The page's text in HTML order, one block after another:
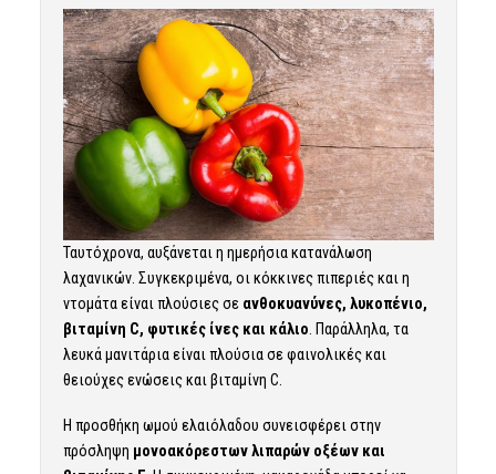
Ταυτόχρονα, αυξάνεται η ημερήσια κατανάλωση
λαχανικών. Συγκεκριμένα, οι κόκκινες πιπεριές και η
ντομάτα είναι πλούσιες σε ανθοκυανύνες, λυκοπένιο,
βιταμίνη C, φυτικές ίνες και κάλιο. Παράλληλα, τα
λευκά μανιτάρια είναι πλούσια σε φαινολικές και
θειούχες ενώσεις και βιταμίνη C.
Η προσθήκη ωμού ελαιόλαδου συνεισφέρει στην
πρόσληψη μονοακόρεστων λιπαρών οξέων και